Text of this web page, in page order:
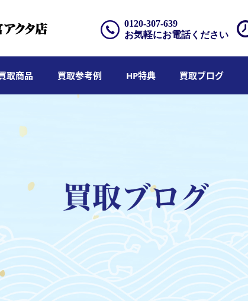
0120-307-639
お気軽にお電話ください
取商品 買取参考例 HP特典 買取ブログ